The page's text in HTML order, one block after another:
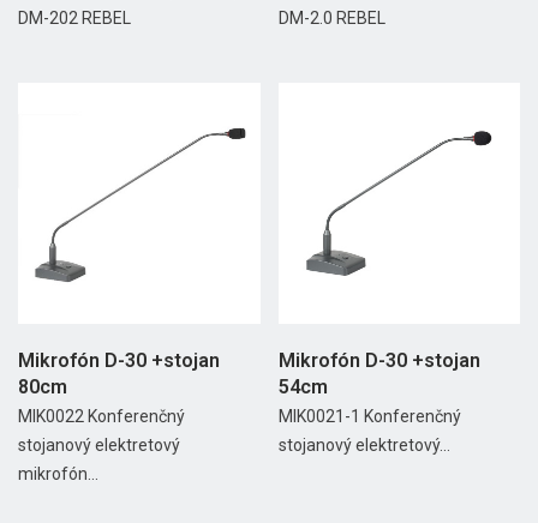
DM-202 REBEL
DM-2.0 REBEL
Mikrofón D-30 +stojan
80cm
MIK0022 Konferenčný
stojanový elektretový
mikrofón...
Mikrofón D-30 +stojan
54cm
MIK0021-1 Konferenčný
stojanový elektretový...